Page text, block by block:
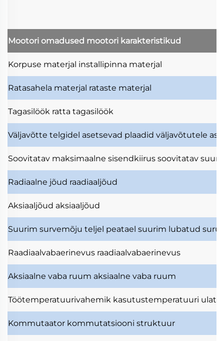
Mootori omadused mootori karakteristikud
Korpuse materjal installipinna materjal
Ratasahela materjal rataste materjal
Tagasilöök ratta tagasilöök
Väljavõtte telgidel asetsevad plaadid väljavõtutele
Soovitatav maksimaalne sisendkiirus soovitatav
Radiaalne jõud raadiaaljõud
Aksiaaljõud aksiaaljõud
Suurim survemõju teljel peatael suurim lubatud
Raadiaalvabaerinevus raadiaalvabaerinevus
Aksiaalne vaba ruum aksiaalne vaba ruum
Töötemperatuurivahemik kasutustemperatuuri
Kommutaator kommutatsiooni struktuur